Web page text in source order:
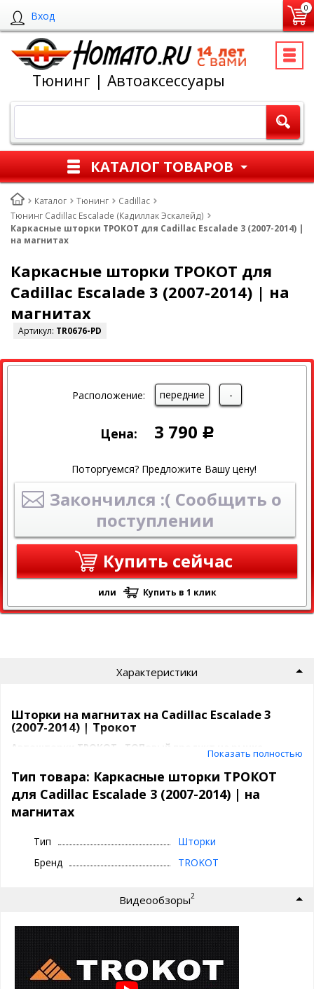
Вход
0
Тюнинг | Автоаксессуары
КАТАЛОГ ТОВАРОВ
Каталог Тюнинг
Cadillac
Тюнинг Cadillac Escalade (Кадиллак Эскалейд)
Каркасные шторки ТРОКОТ для Cadillac Escalade 3 (2007-2014) |
на магнитах
Каркасные шторки ТРОКОТ для
Cadillac Escalade 3 (2007-2014) | на
магнитах
Артикул: TR0676-PD
Расположение: передние -
Цена: 3 790 Р
Поторгуемся? Предложите Вашу цену!
Закончился :( Сообщить о
поступлении
Купить сейчас
или Купить в 1 клик
Характеристики
Шторки на магнитах на Cadillac Escalade 3
(2007-2014) | Трокот
Автошторки ТРОКОТ - ТОПовый продукт на рынке
Их советуют известные автоблогеры, такие как Academeg, Лиса
Рулит и полно положительных отзывов в интернете.
За что мы любим ТРОКОТ шторки для
Cadillac Escalade 3 (2007-2014) ?
отличная обзорность
качество продукции (крепления, материалы)
идеальное прилегание
Преимущества шторок для Cadillac
Escalade 3 (2007-2014):
Показать полностью
Тип товара: Каркасные шторки ТРОКОТ
для Cadillac Escalade 3 (2007-2014) | на
магнитах
Тип
Шторки
Бренд
TROKOT
Видеообзоры2